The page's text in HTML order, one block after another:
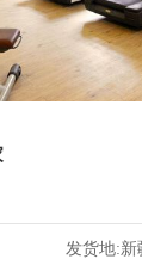
发货地:新